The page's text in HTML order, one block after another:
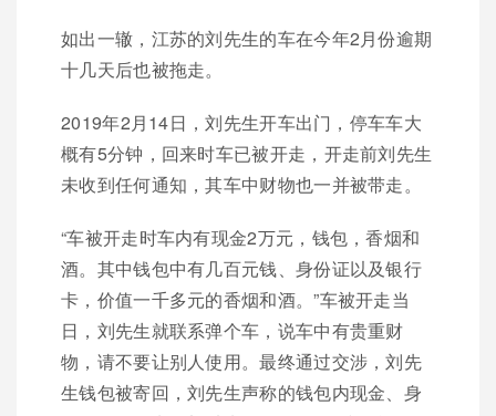
如出一辙，江苏的刘先生的车在今年2月份逾期
十几天后也被拖走。
2019年2月14日，刘先生开车出门，停车车大
概有5分钟，回来时车已被开走，开走前刘先生
未收到任何通知，其车中财物也一并被带走。
“车被开走时车内有现金2万元，钱包，香烟和
酒。其中钱包中有几百元钱、身份证以及银行
卡，价值一千多元的香烟和酒。”车被开走当
日，刘先生就联系弹个车，说车中有贵重财
物，请不要让别人使用。最终通过交涉，刘先
生钱包被寄回，刘先生声称的钱包内现金、身